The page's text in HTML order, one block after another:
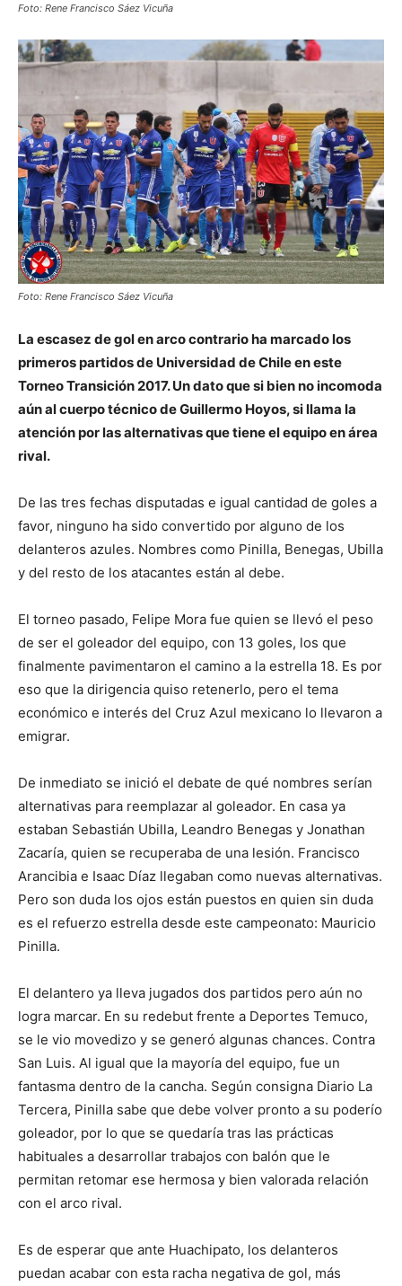
Foto: Rene Francisco Sáez Vicuña
Foto: Rene Francisco Sáez Vicuña
La escasez de gol en arco contrario ha marcado los
primeros partidos de Universidad de Chile en este
Torneo Transición 2017. Un dato que si bien no incomoda
aún al cuerpo técnico de Guillermo Hoyos, si llama la
atención por las alternativas que tiene el equipo en área
rival.
De las tres fechas disputadas e igual cantidad de goles a
favor, ninguno ha sido convertido por alguno de los
delanteros azules. Nombres como Pinilla, Benegas, Ubilla
y del resto de los atacantes están al debe.
El torneo pasado, Felipe Mora fue quien se llevó el peso
de ser el goleador del equipo, con 13 goles, los que
finalmente pavimentaron el camino a la estrella 18. Es por
eso que la dirigencia quiso retenerlo, pero el tema
económico e interés del Cruz Azul mexicano lo llevaron a
emigrar.
De inmediato se inició el debate de qué nombres serían
alternativas para reemplazar al goleador. En casa ya
estaban Sebastián Ubilla, Leandro Benegas y Jonathan
Zacaría, quien se recuperaba de una lesión. Francisco
Arancibia e Isaac Díaz llegaban como nuevas alternativas.
Pero son duda los ojos están puestos en quien sin duda
es el refuerzo estrella desde este campeonato: Mauricio
Pinilla.
El delantero ya lleva jugados dos partidos pero aún no
logra marcar. En su redebut frente a Deportes Temuco,
se le vio movedizo y se generó algunas chances. Contra
San Luis. Al igual que la mayoría del equipo, fue un
fantasma dentro de la cancha. Según consigna Diario La
Tercera, Pinilla sabe que debe volver pronto a su poderío
goleador, por lo que se quedaría tras las prácticas
habituales a desarrollar trabajos con balón que le
permitan retomar ese hermosa y bien valorada relación
con el arco rival.
Es de esperar que ante Huachipato, los delanteros
puedan acabar con esta racha negativa de gol, más